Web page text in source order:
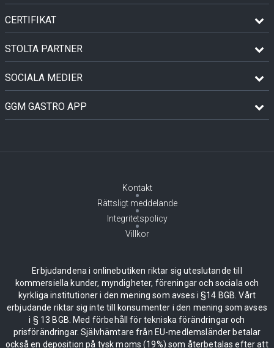
CERTIFIKAT
STOLTA PARTNER
SOCIALA MEDIER
GGM GASTRO APP
Kontakt
Rättsligt meddelande
Integritetspolicy
Villkor
Erbjudandena i onlinebutiken riktar sig uteslutande till
kommersiella kunder, myndigheter, föreningar och sociala och
kyrkliga institutioner i den mening som avses i §14 BGB. Vårt
erbjudande riktar sig inte till konsumenter i den mening som avses
i § 13 BGB. Med förbehåll för tekniska förändringar och
prisförändringar. Självhämtare från EU-medlemsländer betalar
också en deposition på tysk moms (19%) som återbetalas efter att